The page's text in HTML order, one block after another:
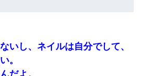
たんだな…」長男「俺は誰の子供な
ワキ女！」
いし、ネイルは自分でして、
。
だよ。